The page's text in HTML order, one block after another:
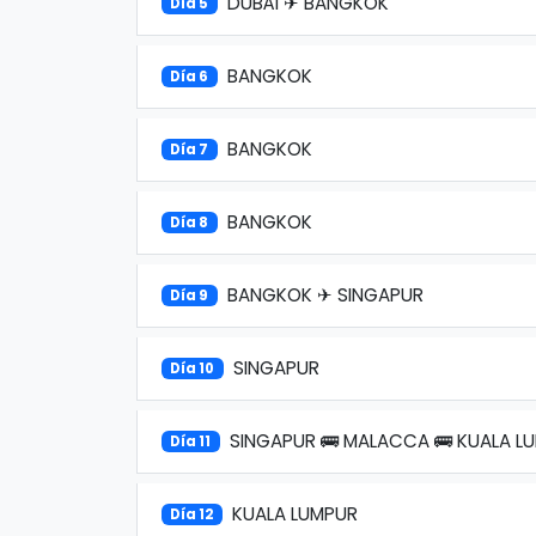
Día 6 BANGKOK
Día 7 BANGKOK
Día 8 BANGKOK
Día 9 BANGKOK ✈ SINGAPUR
Día 10 SINGAPUR
Día 11 SINGAPUR 🚌 MALACCA 🚌 KUALA
Día 12 KUALA LUMPUR